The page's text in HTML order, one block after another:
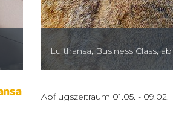
Lufthansa, Business Class,ab
Abflugszeitraum 01.05. - 09.02.